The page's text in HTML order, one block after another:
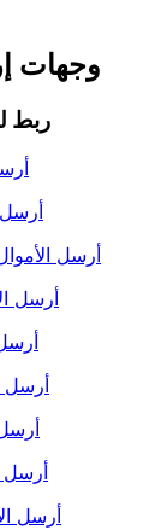
وجهات
ربط
أرسل
أرسل
أرسل
أرسل
أرسل
أرسل